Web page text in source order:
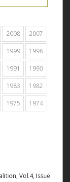
2008 2007
1999 1998
1991 1990
1983 1982
1975 1974
Vol.4, Issue